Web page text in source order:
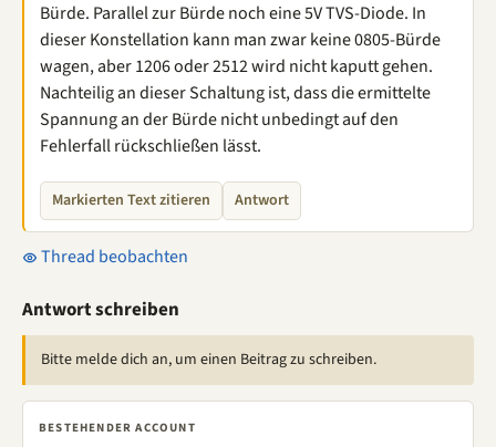
Bürde. Parallel zur Bürde noch eine 5V TVS-Diode. In
dieser Konstellation kann man zwar keine 0805-Bürde
wagen, aber 1206 oder 2512 wird nicht kaputt gehen.
Nachteilig an dieser Schaltung ist, dass die ermittelte
Spannung an der Bürde nicht unbedingt auf den
Fehlerfall rückschließen lässt.
Markierten Text zitieren Antwort
Thread beobachten
Antwort schreiben
Bitte melde dich an, um einen Beitrag zu schreiben.
BESTEHENDER ACCOUNT